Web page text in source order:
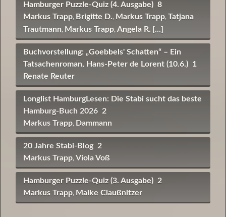
Hamburger Puzzle-Quiz (4. Ausgabe) 8
Markus Trapp, Brigitte D., Markus Trapp, Tatjana
Trautmann, Markus Trapp, Angela R. [...]
Buchvorstellung: „Goebbels' Schatten“ – Ein
Tatsachenroman, Hans-Peter de Lorent (10.6.) 1
Renate Reuter
Longlist HamburgLesen: Die Stabi sucht das beste
Hamburg-Buch 2026 2
Markus Trapp, Dammann
20 Jahre Stabi-Blog 2
Markus Trapp, Viola Voß
Hamburger Puzzle-Quiz (3. Ausgabe) 2
Markus Trapp, Maike Claußnitzer